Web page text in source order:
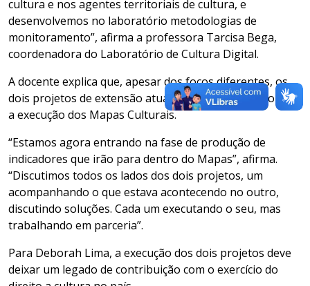
cultura e nos agentes territoriais de cultura, e
desenvolvemos no laboratório metodologias de
monitoramento”, afirma a professora Tarcisa Bega,
coordenadora do Laboratório de Cultura Digital.
A docente explica que, apesar dos focos diferentes, os
dois projetos de extensão atuaram em colaboração para
a execução dos Mapas Culturais.
“Estamos agora entrando na fase de produção de
indicadores que irão para dentro do Mapas”, afirma.
“Discutimos todos os lados dos dois projetos, um
acompanhando o que estava acontecendo no outro,
discutindo soluções. Cada um executando o seu, mas
trabalhando em parceria”.
Para Deborah Lima, a execução dos dois projetos deve
deixar um legado de contribuição com o exercício do